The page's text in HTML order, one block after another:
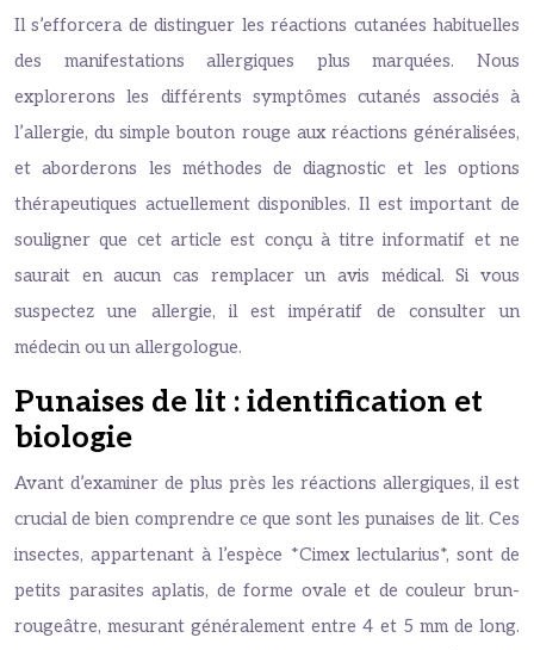
Il s’efforcera de distinguer les réactions cutanées habituelles
des manifestations allergiques plus marquées. Nous
explorerons les différents symptômes cutanés associés à
l’allergie, du simple bouton rouge aux réactions généralisées,
et aborderons les méthodes de diagnostic et les options
thérapeutiques actuellement disponibles. Il est important de
souligner que cet article est conçu à titre informatif et ne
saurait en aucun cas remplacer un avis médical. Si vous
suspectez une allergie, il est impératif de consulter un
médecin ou un allergologue.
Punaises de lit : identification et
biologie
Avant d’examiner de plus près les réactions allergiques, il est
crucial de bien comprendre ce que sont les punaises de lit. Ces
insectes, appartenant à l’espèce *Cimex lectularius*, sont de
petits parasites aplatis, de forme ovale et de couleur brun-
rougeâtre, mesurant généralement entre 4 et 5 mm de long.